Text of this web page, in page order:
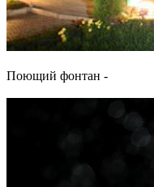
Поющий фонтан -